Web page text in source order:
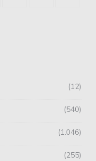
12
540
1.046
255